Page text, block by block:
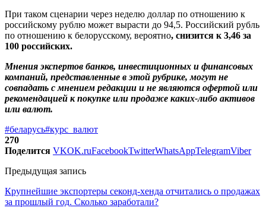
При таком сценарии через неделю доллар по отношению к
российскому рублю может вырасти до 94,5. Российский рубль
по отношению к белорусскому, вероятно, снизится к 3,46 за
100 российских.
Мнения экспертов банков, инвестиционных и финансовых
компаний, представленные в этой рубрике, могут не
совпадать с мнением редакции и не являются офертой или
рекомендацией к покупке или продаже каких-либо активов
или валют.
#беларусь#курс_валют
270
Поделится VKOK.ruFacebookTwitterWhatsAppTelegramViber
Предыдущая запись
Крупнейшие экспортеры секонд-хенда отчитались о продажах
за прошлый год. Сколько заработали?